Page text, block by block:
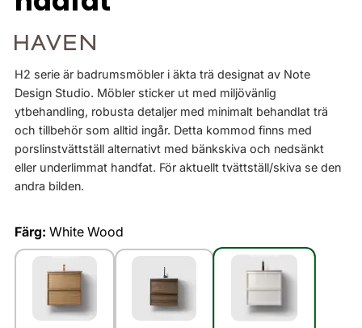
H2 serie är badrumsmöbler i äkta trä designat av Note
Design Studio. Möbler sticker ut med miljövänlig
ytbehandling, robusta detaljer med minimalt behandlat trä
och tillbehör som alltid ingår. Detta kommod finns med
porslinstvättställ alternativt med bänkskiva och nedsänkt
eller underlimmat handfat. För aktuellt tvättställ/skiva se den
andra bilden.
Färg: White Wood